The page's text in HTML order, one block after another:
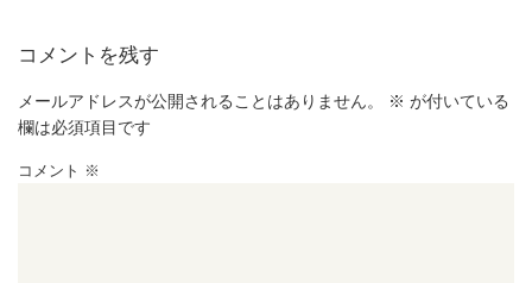
コメントを残す
メールアドレスが公開されることはありません。 ※ が付いている
欄は必須項目です
コメント ※